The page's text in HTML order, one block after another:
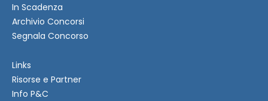
In Scadenza
Archivio Concorsi
Segnala Concorso
Links
Risorse e Partner
Info P&C